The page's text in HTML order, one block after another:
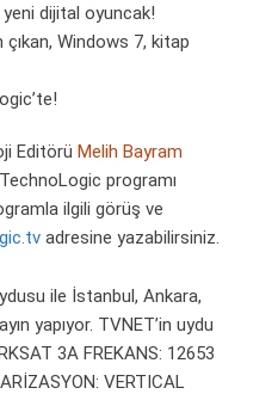
yeni dijital oyuncak!
çıkan, Windows 7, kitap
Editörü Melih Bayram
programı
ilgili görüş ve
adresine yazabilirsiniz.
ile İstanbul, Ankara,
yapıyor. TVNET’in uydu
3A FREKANS: 12653
VERTICAL